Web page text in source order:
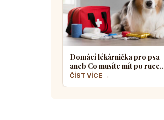
Domácí lékárnička pro psa
aneb Co musíte mít po ruce
pro případ nouze
ČÍST VÍCE →